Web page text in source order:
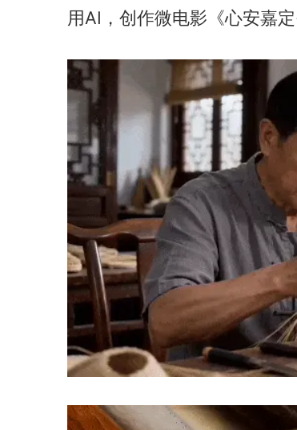
用AI，创作微电影《心安嘉定